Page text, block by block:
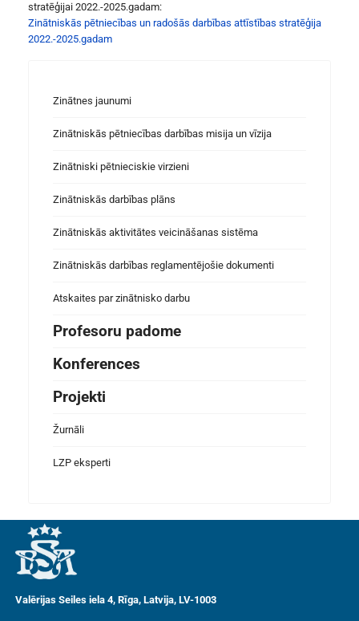
stratēģijai 2022.-2025.gadam:
Zinātniskās pētniecības un radošās darbības attīstības stratēģija
2022.-2025.gadam
Zinātnes jaunumi
Zinātniskās pētniecības darbības misija un vīzija
Zinātniski pētnieciskie virzieni
Zinātniskās darbības plāns
Zinātniskās aktivitātes veicināšanas sistēma
Zinātniskās darbības reglamentējošie dokumenti
Atskaites par zinātnisko darbu
Profesoru padome
Konferences
Projekti
Žurnāli
LZP eksperti
Valērijas Seiles iela 4, Rīga, Latvija, LV-1003